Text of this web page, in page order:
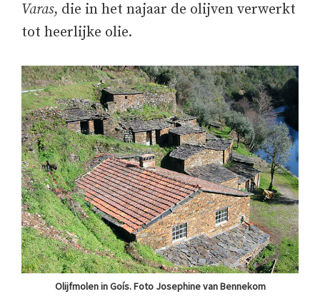
Varas, die in het najaar de olijven verwerkt
tot heerlijke olie.
Olijfmolen in Goís. Foto Josephine van Bennekom